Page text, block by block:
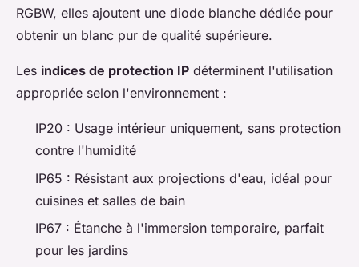
RGBW, elles ajoutent une diode blanche dédiée pour
obtenir un blanc pur de qualité supérieure.
Les indices de protection IP déterminent l'utilisation
appropriée selon l'environnement :
IP20 : Usage intérieur uniquement, sans protection
contre l'humidité
IP65 : Résistant aux projections d'eau, idéal pour
cuisines et salles de bain
IP67 : Étanche à l'immersion temporaire, parfait
pour les jardins